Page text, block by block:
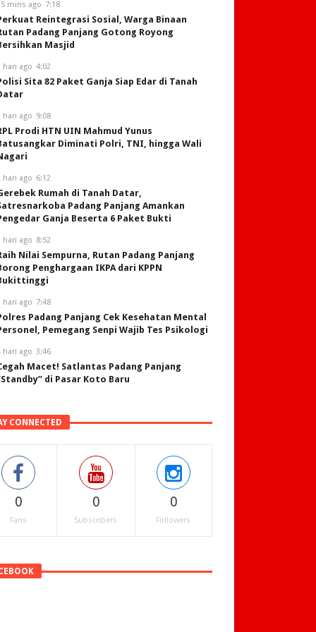
mins ago 7:18
Reintegrasi Sosial, Warga Binaan
Padang Panjang Gotong Royong
Masjid
hari ago 4:02
Sita 82 Paket Ganja Siap Edar di Tanah
hari ago 9:08
Prodi HTN UIN Mahmud Yunus
Diminati Polri, TNI, hingga Wali
hari ago 6:12
Rumah di Tanah Datar,
Padang Panjang Amankan
Ganja Beserta 6 Paket Bukti
hari ago 8:52
Nilai Sempurna, Rutan Padang Panjang
Penghargaan IKPA dari KPPN
hari ago 7:48
Padang Panjang Cek Kesehatan Mental
Pemegang Senpi Wajib Tes Psikologi
hari ago 3:46
Macet! Satlantas Padang Panjang
di Pasar Koto Baru
CONNECTED
0
Fans
0
Subscribers
0
Followers